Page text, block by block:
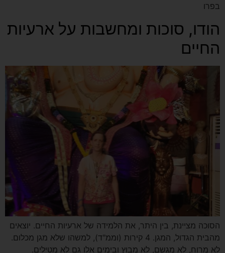
בפרו
הודו, סוכות ומחשבות על ארעיות
החיים
הסוכה מציינת, בין היתר, את הלמידה של ארעיות החיים. יוצאים
מהבית הגדול, המגן. 4 קירות (וממ"ד), למשהו שלא מגן מכלום.
לא מרוח, לא מגשם, לא מבוץ ובימים אלו גם לא מטילים.